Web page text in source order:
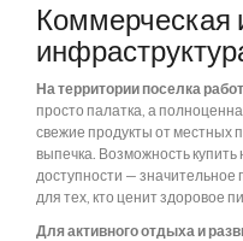
Коммерческая
На территории поселка
просто палатка, а
свежие продукты от местных
выпечка. Возможность
доступности — значительное
для тех, кто ценит здоровое
Для активного отдыха и